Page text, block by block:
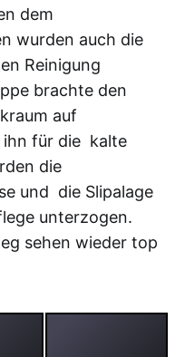
dem
wurden auch die
Reinigung
brachte den
auf
ihn für die kalte
die
und die Slipalage
unterzogen.
sehen wieder top